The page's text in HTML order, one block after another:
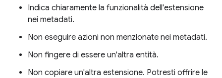
Indica chiaramente la funzionalità dell'estensione
nei metadati.
Non eseguire azioni non menzionate nei metadati.
Non fingere di essere un'altra entità.
Non copiare un'altra estensione. Potresti offrire le